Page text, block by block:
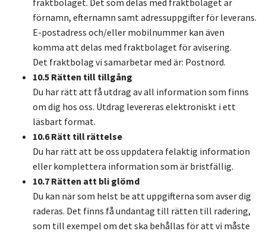
fraktbolaget. Det som delas med fraktbolaget är
förnamn, efternamn samt adressuppgifter för leverans.
E-postadress och/eller mobilnummer kan även
komma att delas med fraktbolaget för avisering.
Det fraktbolag vi samarbetar med är: Postnord.
10.5 Rätten till tillgång
Du har rätt att få utdrag av all information som finns
om dig hos oss. Utdrag levereras elektroniskt i ett
läsbart format.
10.6 Rätt till rättelse
Du har rätt att be oss uppdatera felaktig information
eller komplettera information som är bristfällig.
10.7 Rätten att bli glömd
Du kan när som helst be att uppgifterna som avser dig
raderas. Det finns få undantag till rätten till radering,
som till exempel om det ska behållas för att vi måste